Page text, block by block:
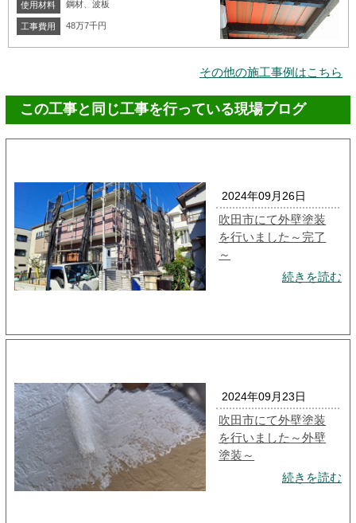
使用材料 鋼材、波板
工事費用 48万7千円
その他の施工事例はこちら
この工事と同じ工事を行っている現場ブログ
2024年09月26日
吹田市にて外壁塗装
を行いました～完了
～
続きを読む
2024年09月23日
吹田市にて外壁塗装
を行いました～外壁
塗装～
続きを読む